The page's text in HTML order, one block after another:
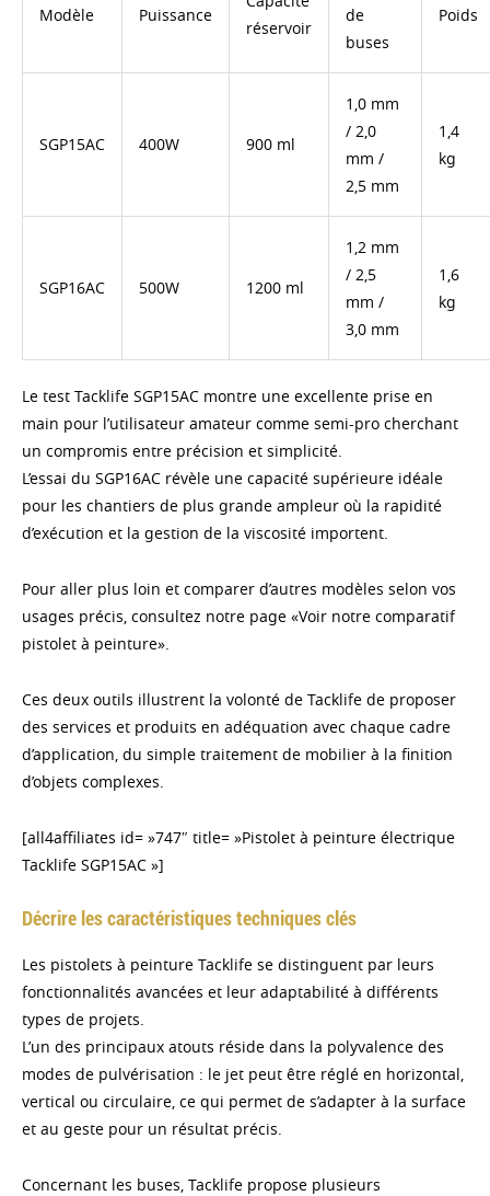
Modèle Puissance
réservoir
de
buses
Poids
SGP15AC 400W 900 ml
1,0 mm
/ 2,0
mm /
2,5 mm
1,4
kg
SGP16AC 500W 1200 ml
1,2 mm
/ 2,5
mm /
3,0 mm
1,6
kg
Le test Tacklife SGP15AC montre une excellente prise en
main pour l’utilisateur amateur comme semi-pro cherchant
un compromis entre précision et simplicité.
L’essai du SGP16AC révèle une capacité supérieure idéale
pour les chantiers de plus grande ampleur où la rapidité
d’exécution et la gestion de la viscosité importent.
Pour aller plus loin et comparer d’autres modèles selon vos
usages précis, consultez notre page «Voir notre comparatif
pistolet à peinture».
Ces deux outils illustrent la volonté de Tacklife de proposer
des services et produits en adéquation avec chaque cadre
d’application, du simple traitement de mobilier à la finition
d’objets complexes.
[all4affiliates id= »747″ title= »Pistolet à peinture électrique
Tacklife SGP15AC »]
Décrire les caractéristiques techniques clés
Les pistolets à peinture Tacklife se distinguent par leurs
fonctionnalités avancées et leur adaptabilité à différents
types de projets.
L’un des principaux atouts réside dans la polyvalence des
modes de pulvérisation : le jet peut être réglé en horizontal,
vertical ou circulaire, ce qui permet de s’adapter à la surface
et au geste pour un résultat précis.
Concernant les buses, Tacklife propose plusieurs